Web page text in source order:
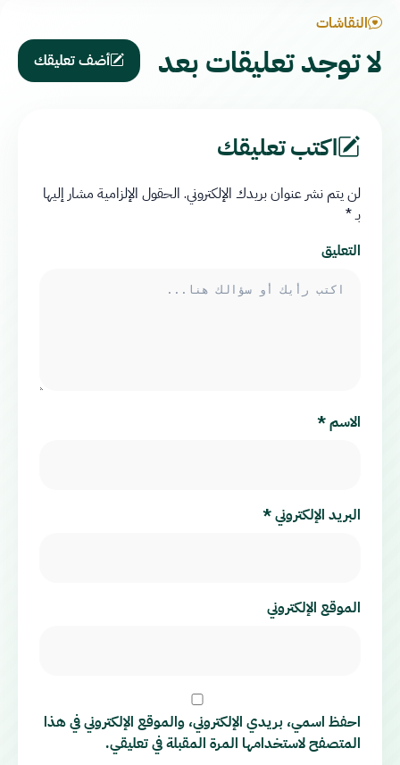
النقاشات
لا توجد تعليقات بعد أضف تعليقك
اكتب تعليقك
لن يتم نشر عنوان بريدك الإلكتروني. الحقول الإلزامية مشار إليها
بـ*
التعليق
الاسم*
البريد الإلكتروني*
الموقع الإلكتروني
احفظ اسمي، بريدي الإلكتروني، والموقع الإلكتروني في هذا
المتصفح لاستخدامها المرة المقبلة في تعليقي.